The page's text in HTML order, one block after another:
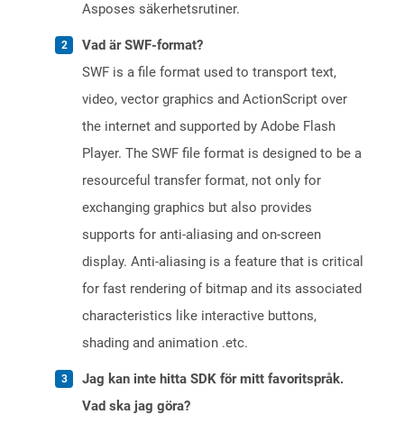
Asposes säkerhetsrutiner.
Vad är SWF-format?
SWF is a file format used to transport text,
video, vector graphics and ActionScript over
the internet and supported by Adobe Flash
Player. The SWF file format is designed to be a
resourceful transfer format, not only for
exchanging graphics but also provides
supports for anti-aliasing and on-screen
display. Anti-aliasing is a feature that is critical
for fast rendering of bitmap and its associated
characteristics like interactive buttons,
shading and animation .etc.
Jag kan inte hitta SDK för mitt favoritspråk.
Vad ska jag göra?